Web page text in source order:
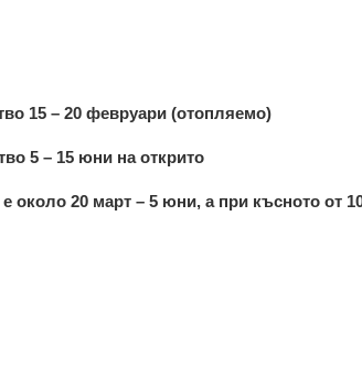
15 – 20 февруари (отопляемо)
5 – 15 юни на открито
около 20 март – 5 юни, а при късното от